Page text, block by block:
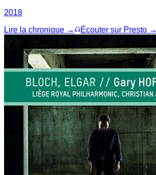
2018
Lire la chronique →
Écouter sur Presto →